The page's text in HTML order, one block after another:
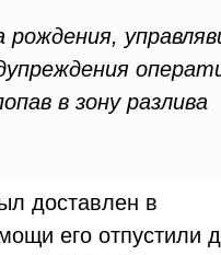
в зону разлива
доставлен в
его отпустили